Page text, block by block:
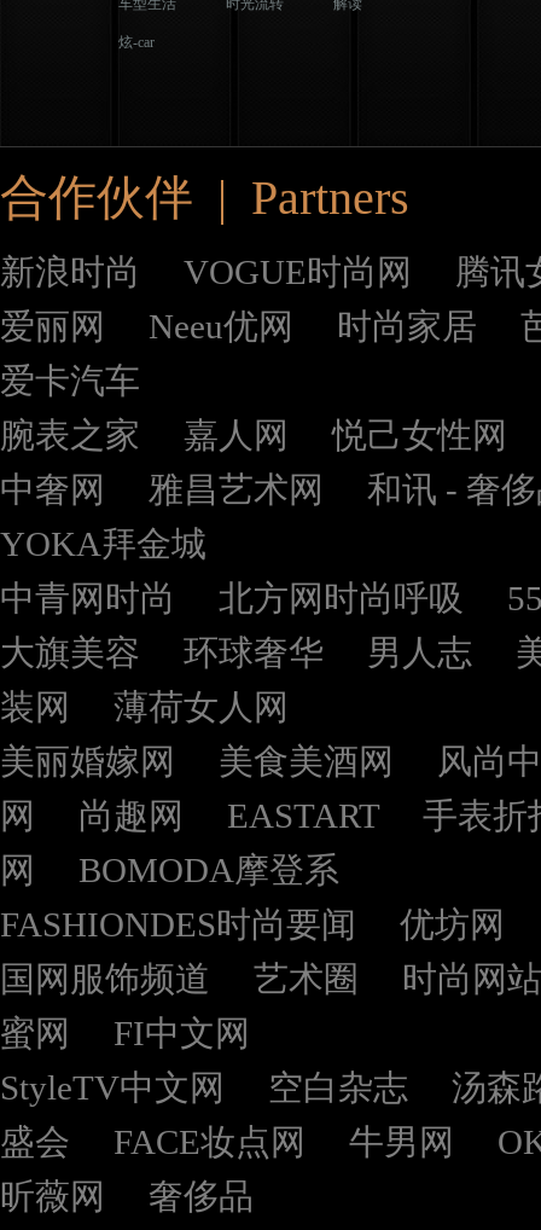
车型生活
炫-car
时光流转 解读
合作伙伴 | Partners
新浪时尚 VOGUE时尚网
腾讯
爱丽网
Neeu优网 时尚家居
爱卡汽车
腕表之家
嘉人网
悦己女性网
中奢网
雅昌艺术网
和讯 - 奢
YOKA拜金城
中青网时尚
北方网时尚呼吸
大旗美容
环球奢华 男人志
装网
薄荷女人网
美丽婚嫁网
美食美酒网
风尚
网
尚趣网 EASTART
手表折
网
BOMODA摩登系
FASHIONDES时尚要闻
优坊网
国网服饰频道
艺术圈
时尚网站
蜜网
FI中文网
StyleTV中文网
空白杂志
汤森
盛会
FACE妆点网 牛男网
昕薇网
奢侈品